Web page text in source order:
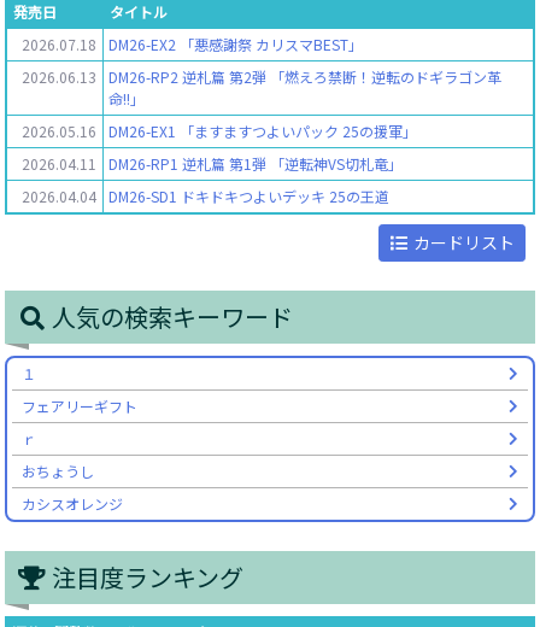
発売日
タイトル
2026.07.18
DM26-EX2 「悪感謝祭 カリスマBEST」
2026.06.13
DM26-RP2 逆札篇 第2弾 「燃えろ禁断！逆転のドギラゴン革
命!!」
2026.05.16
DM26-EX1 「ますますつよいパック 25の援軍」
2026.04.11
DM26-RP1 逆札篇 第1弾 「逆転神VS切札竜」
2026.04.04 DM26-SD1 ドキドキつよいデッキ 25の王道
カードリスト
人気の検索キーワード
１
フェアリーギフト
ｒ
おちょうし
カシスオレンジ
注目度ランキング